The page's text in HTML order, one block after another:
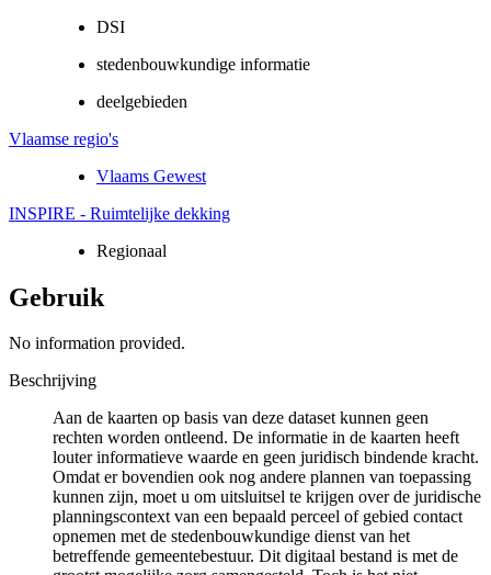
DSI
stedenbouwkundige informatie
deelgebieden
Vlaamse regio's
Vlaams Gewest
INSPIRE - Ruimtelijke dekking
Regionaal
Gebruik
No information provided.
Beschrijving
Aan de kaarten op basis van deze dataset kunnen geen
rechten worden ontleend. De informatie in de kaarten heeft
louter informatieve waarde en geen juridisch bindende kracht.
Omdat er bovendien ook nog andere plannen van toepassing
kunnen zijn, moet u om uitsluitsel te krijgen over de juridische
planningscontext van een bepaald perceel of gebied contact
opnemen met de stedenbouwkundige dienst van het
betreffende gemeentebestuur. Dit digitaal bestand is met de